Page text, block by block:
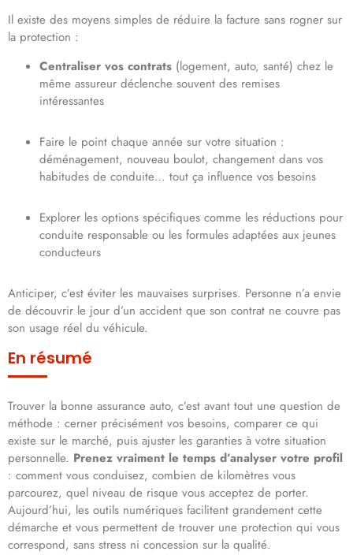
Il existe des moyens simples de réduire la facture sans rogner sur
la protection :
Centraliser vos contrats (logement, auto, santé) chez le
même assureur déclenche souvent des remises
intéressantes
Faire le point chaque année sur votre situation :
déménagement, nouveau boulot, changement dans vos
habitudes de conduite… tout ça influence vos besoins
Explorer les options spécifiques comme les réductions pour
conduite responsable ou les formules adaptées aux jeunes
conducteurs
Anticiper, c’est éviter les mauvaises surprises. Personne n’a envie
de découvrir le jour d’un accident que son contrat ne couvre pas
son usage réel du véhicule.
En résumé
Trouver la bonne assurance auto, c’est avant tout une question de
méthode : cerner précisément vos besoins, comparer ce qui
existe sur le marché, puis ajuster les garanties à votre situation
personnelle. Prenez vraiment le temps d’analyser votre profil
: comment vous conduisez, combien de kilomètres vous
parcourez, quel niveau de risque vous acceptez de porter.
Aujourd’hui, les outils numériques facilitent grandement cette
démarche et vous permettent de trouver une protection qui vous
correspond, sans stress ni concession sur la qualité.